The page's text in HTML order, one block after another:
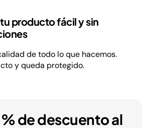
producto fácil y sin
de todo lo que hacemos.
y queda protegido.
de descuento al